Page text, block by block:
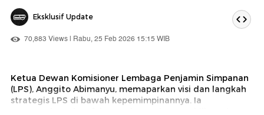
Eksklusif Update
70,883 Views | Rabu, 25 Feb 2026 15:15 WIB
Ketua Dewan Komisioner Lembaga Penjamin Simpanan
(LPS), Anggito Abimanyu, memaparkan visi dan langkah
strategis LPS di bawah kepemimpinannya. Ia